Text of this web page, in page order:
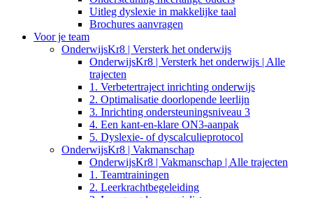
Uitleg dyslexie in makkelijke taal
Brochures aanvragen
Voor je team
OnderwijsKr8 | Versterk het onderwijs
OnderwijsKr8 | Versterk het onderwijs | Alle
trajecten
1. Verbetertraject inrichting onderwijs
2. Optimalisatie doorlopende leerlijn
3. Inrichting ondersteuningsniveau 3
4. Een kant-en-klare ON3-aanpak
5. Dyslexie- of dyscalculieprotocol
OnderwijsKr8 | Vakmanschap
OnderwijsKr8 | Vakmanschap | Alle trajecten
1. Teamtrainingen
2. Leerkrachtbegeleiding